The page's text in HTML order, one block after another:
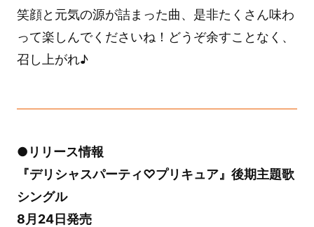
笑顔と元気の源が詰まった曲、是非たくさん味わ
って楽しんでくださいね！どうぞ余すことなく、
召し上がれ♪
●リリース情報
『デリシャスパーティ♡プリキュア』後期主題歌
シングル
8月24日発売